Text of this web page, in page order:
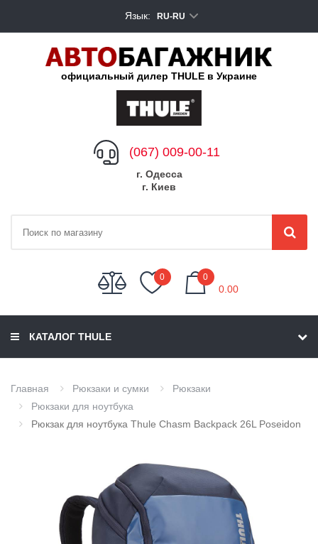
Язык: RU-RU
официальный дилер THULE в Украине
(067) 009-00-11
г. Одесса
г. Киев
0 0
0.00
КАТАЛОГ THULE
Главная Рюкзаки и сумки
Рюкзаки
Рюкзаки для ноутбука
Рюкзак для ноутбука Thule Chasm Backpack 26L Poseidon